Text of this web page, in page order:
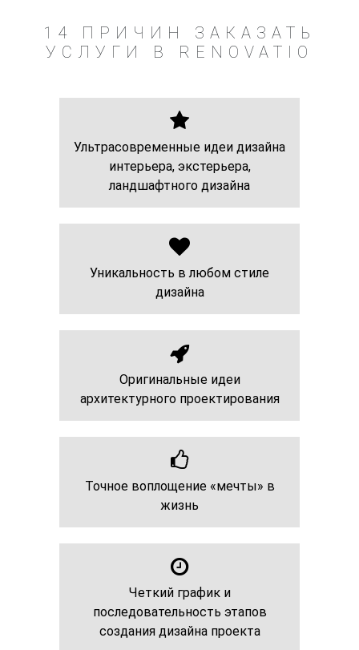
14 ПРИЧИН ЗАКАЗАТЬ
УСЛУГИ В RENOVATIO
Ультрасовременные идеи дизайна
интерьера, экстерьера,
ландшафтного дизайна
Уникальность в любом стиле
дизайна
Оригинальные идеи
архитектурного проектирования
Точное воплощение «мечты» в
жизнь
Четкий график и
последовательность этапов
создания дизайна проекта